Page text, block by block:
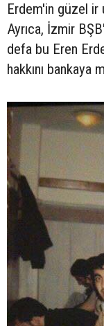
Erdem'in güzel
Ayrıca, İzmir
defa bu Eren
hakkını bankaya